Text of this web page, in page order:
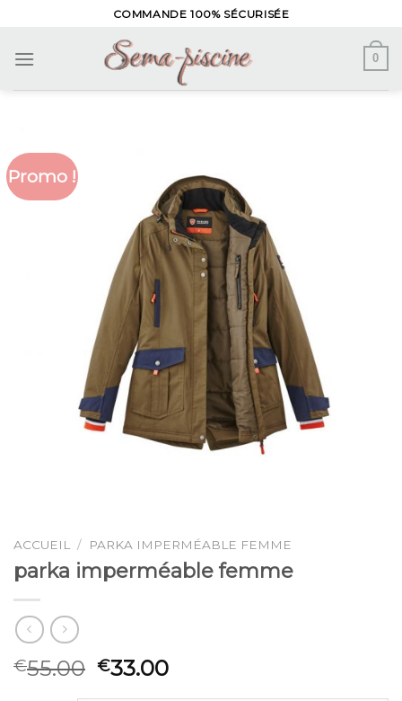
content
COMMANDE 100% SÉCURISÉE
0
Promo !
ACCUEIL / PARKA IMPERMÉABLE FEMME
parka imperméable femme
€55.00 €33.00